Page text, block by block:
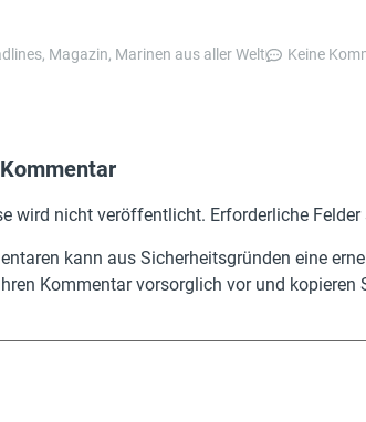
, Magazin, Marinen aus aller Welt Keine
wird nicht veröffentlicht. Erforderliche
kann aus Sicherheitsgründen eine
Kommentar vorsorglich vor und kopieren